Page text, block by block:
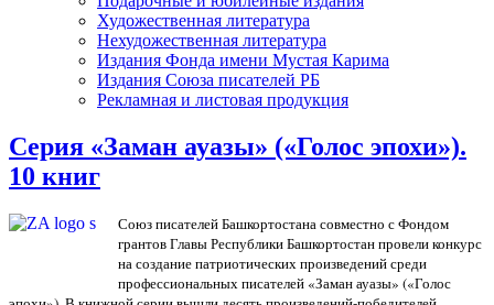
Художественная литература
Нехудожественная литература
Издания Фонда имени Мустая Карима
Издания Союза писателей РБ
Рекламная и листовая продукция
Серия «Заман ауазы» («Голос эпохи»).
10 книг
Союз писателей Башкортостана совместно с Фондом
грантов Главы Республики Башкортостан провели конкурс
на создание патриотических произведений среди
профессиональных писателей «Заман ауазы» («Голос